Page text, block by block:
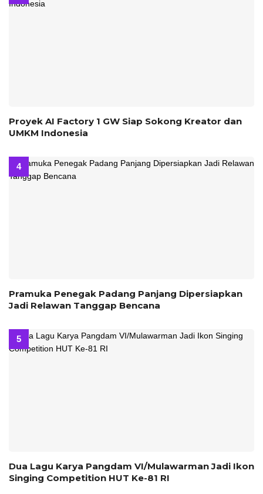
Proyek AI Factory 1 GW Siap Sokong Kreator dan
UMKM Indonesia
Pramuka Penegak Padang Panjang Dipersiapkan
Jadi Relawan Tanggap Bencana
Dua Lagu Karya Pangdam VI/Mulawarman Jadi Ikon
Singing Competition HUT Ke-81 RI